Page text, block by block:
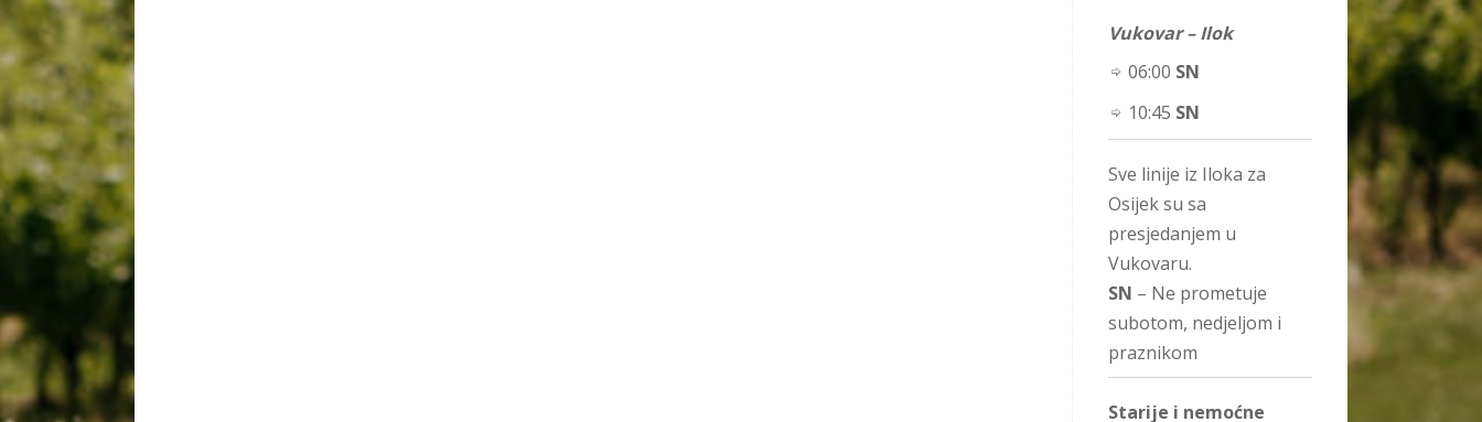
Vukovar – Ilok
06:00 SN
10:45 SN
Sve linije iz Iloka za
Osijek su sa
presjedanjem u
Vukovaru.
SN – Ne prometuje
subotom, nedjeljom i
praznikom
Starije i nemoćne